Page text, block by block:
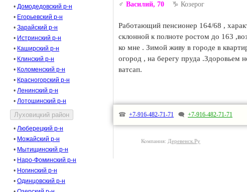
• Домодедовский р-н
• Егорьевский р-н
• Зарайский р-н
• Истринский р-н
• Каширский р-н
• Клинский р-н
• Коломенский р-н
• Красногорский р-н
• Ленинский р-н
• Лотошинский р-н
• Люберецкий р-н
• Можайский р-н
• Мытищинский р-н
• Наро-Фоминский р-н
• Ногинский р-н
• Одинцовский р-н
♂️ Василий, 70 ♑ Козерог
Работающий пенсионер 164/68 ,
склонной к полноте ростом до 163
ко мне . Зимой живу в городе в
огород , на берегу пруда
ватсап.
☎ +7-916-482-71-71 🗨 +7-916-482-71-71
Компания: Деревенск.Ру